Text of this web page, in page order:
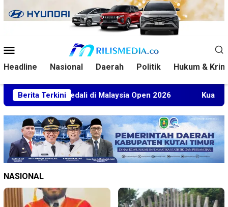
ke
Mobile
Headline Nasional Daerah Politik Hukum &
Berita Terkini
5 Medali di Malaysia Open 2026 Kuasa Hukum BT
NASIONAL